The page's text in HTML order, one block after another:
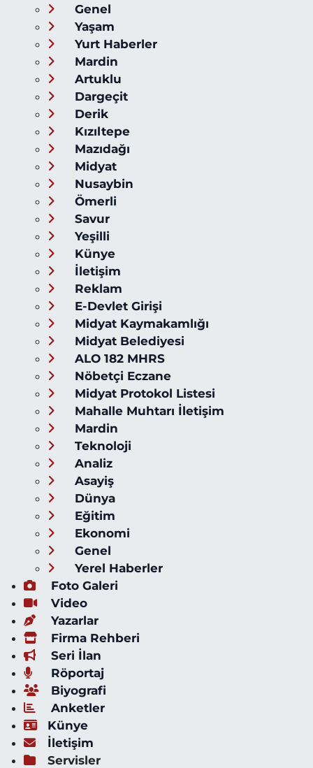
Genel
Yaşam
Yurt Haberler
Mardin
Artuklu
Dargeçit
Derik
Kızıltepe
Mazıdağı
Midyat
Nusaybin
Ömerli
Savur
Yeşilli
Künye
İletişim
Reklam
E-Devlet Girişi
Midyat Kaymakamlığı
Midyat Belediyesi
ALO 182 MHRS
Nöbetçi Eczane
Midyat Protokol Listesi
Mahalle Muhtarı İletişim
Mardin
Teknoloji
Analiz
Asayiş
Dünya
Eğitim
Ekonomi
Genel
Yerel Haberler
Foto Galeri
Video
Yazarlar
Firma Rehberi
Seri İlan
Röportaj
Biyografi
Anketler
Künye
İletişim
Servisler